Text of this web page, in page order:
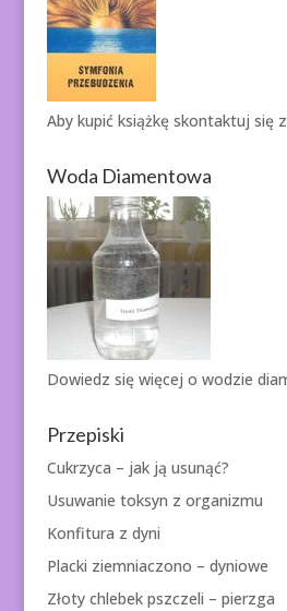
Aby kupić książkę skontaktuj się
Woda Diamentowa
Dowiedz się więcej o wodzie
Przepiski
Cukrzyca – jak ją usunąć?
Usuwanie toksyn z organizmu
Konfitura z dyni
Placki ziemniaczono – dyniowe
Złoty chlebek pszczeli – pierzga